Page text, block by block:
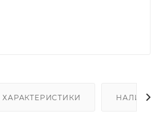
ХАРАКТЕРИСТИКИ НАЛИЧИЕ